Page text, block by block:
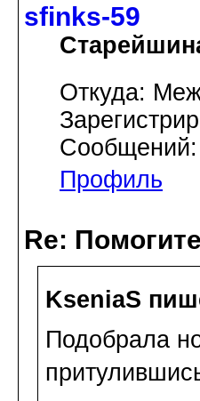
sfinks-59
Откуда:
Сообщений:
Профиль
Re:
KseniaS
Подобрала